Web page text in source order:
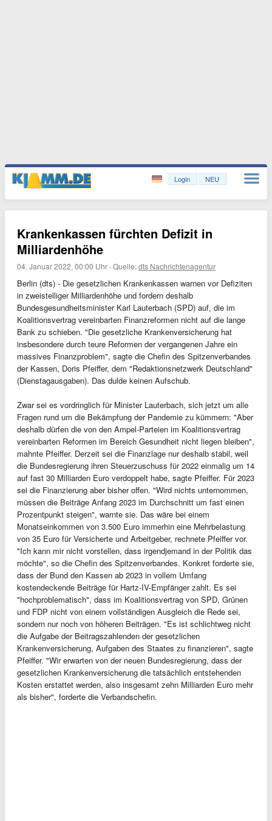
Login NEU
Krankenkassen fürchten Defizit in
Milliardenhöhe
04. Januar 2022, 00:00 Uhr ·Quelle:dts Nachrichtenagentur
Berlin (dts) - Die gesetzlichen Krankenkassen warnen vor Defiziten
in zweistelliger Milliardenhöhe und fordern deshalb
Bundesgesundheitsminister Karl Lauterbach (SPD) auf, die im
Koalitionsvertrag vereinbarten Finanzreformen nicht auf die lange
Bank zu schieben. "Die gesetzliche Krankenversicherung hat
insbesondere durch teure Reformen der vergangenen Jahre ein
massives Finanzproblem", sagte die Chefin des Spitzenverbandes
der Kassen, Doris Pfeiffer, dem "Redaktionsnetzwerk Deutschland"
(Dienstagausgaben). Das dulde keinen Aufschub.
Zwar sei es vordringlich für Minister Lauterbach, sich jetzt um alle
Fragen rund um die Bekämpfung der Pandemie zu kümmern: "Aber
deshalb dürfen die von den Ampel-Parteien im Koalitionsvertrag
vereinbarten Reformen im Bereich Gesundheit nicht liegen bleiben",
mahnte Pfeiffer. Derzeit sei die Finanzlage nur deshalb stabil, weil
die Bundesregierung ihren Steuerzuschuss für 2022 einmalig um 14
auf fast 30 Milliarden Euro verdoppelt habe, sagte Pfeiffer. Für 2023
sei die Finanzierung aber bisher offen. "Wird nichts unternommen,
müssen die Beiträge Anfang 2023 im Durchschnitt um fast einen
Prozentpunkt steigen", warnte sie. Das wäre bei einem
Monatseinkommen von 3.500 Euro immerhin eine Mehrbelastung
von 35 Euro für Versicherte und Arbeitgeber, rechnete Pfeiffer vor.
"Ich kann mir nicht vorstellen, dass irgendjemand in der Politik das
möchte", so die Chefin des Spitzenverbandes. Konkret forderte sie,
dass der Bund den Kassen ab 2023 in vollem Umfang
kostendeckende Beiträge für Hartz-IV-Empfänger zahlt. Es sei
"hochproblematisch", dass im Koalitionsvertrag von SPD, Grünen
und FDP nicht von einem vollständigen Ausgleich die Rede sei,
sondern nur noch von höheren Beiträgen. "Es ist schlichtweg nicht
die Aufgabe der Beitragszahlenden der gesetzlichen
Krankenversicherung, Aufgaben des Staates zu finanzieren", sagte
Pfeiffer. "Wir erwarten von der neuen Bundesregierung, dass der
gesetzlichen Krankenversicherung die tatsächlich entstehenden
Kosten erstattet werden, also insgesamt zehn Milliarden Euro mehr
als bisher", forderte die Verbandschefin.